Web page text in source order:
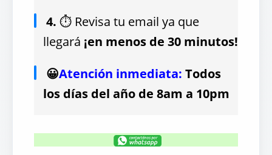
4. ⏱ Revisa tu email ya que
llegará ¡en menos de 30 minutos!
😀Atención inmediata: Todos
los días del año de 8am a 10pm